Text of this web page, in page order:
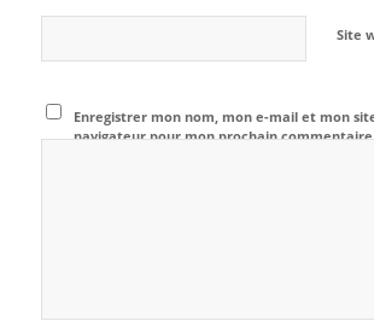
Site
Enregistrer mon nom, mon e-mail et mon
navigateur pour mon prochain